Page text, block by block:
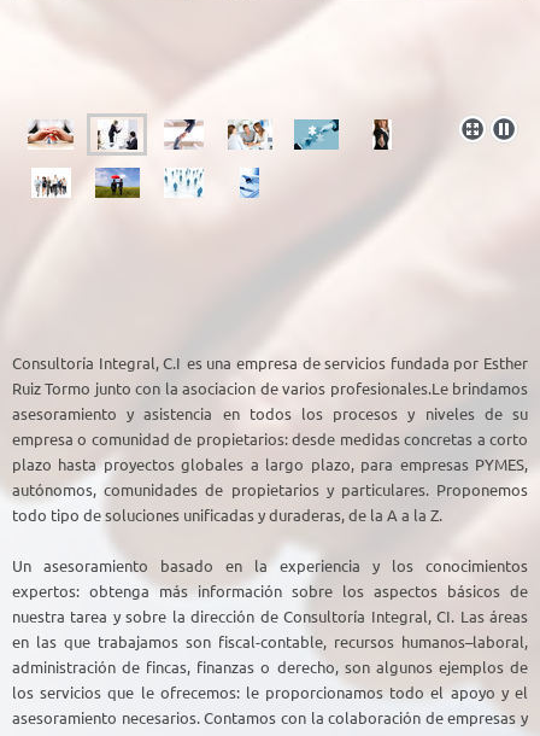
Consultoría Integral, C.I es una empresa de servicios fundada por Esther
Ruiz Tormo junto con la asociacion de varios profesionales.Le brindamos
asesoramiento y asistencia en todos los procesos y niveles de su
empresa o comunidad de propietarios: desde medidas concretas a corto
plazo hasta proyectos globales a largo plazo, para empresas PYMES,
autónomos, comunidades de propietarios y particulares. Proponemos
todo tipo de soluciones unificadas y duraderas, de la A a la Z.
Un asesoramiento basado en la experiencia y los conocimientos
expertos: obtenga más información sobre los aspectos básicos de
nuestra tarea y sobre la dirección de Consultoría Integral, CI. Las áreas
en las que trabajamos son fiscal-contable, recursos humanos–laboral,
administración de fincas, finanzas o derecho, son algunos ejemplos de
los servicios que le ofrecemos: le proporcionamos todo el apoyo y el
asesoramiento necesarios.Contamos con la colaboración de empresas y